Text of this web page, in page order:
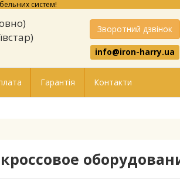
систем!
Зворотний дзвінок
info@iron-harry.ua
Гарантія Контакти